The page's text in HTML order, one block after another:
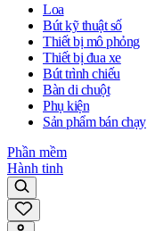
Loa
Bút kỹ thuật số
Thiết bị mô phỏng
Thiết bị đua xe
Bút trình chiếu
Bàn di chuột
Phụ kiện
Sản phẩm bán chạy
Phần mềm
Hành tinh